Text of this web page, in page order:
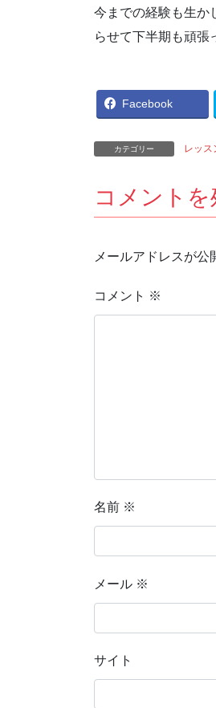
今までの経験も生か
らせて下半期も頑張
Facebook
カテゴリー レッス
コメントを
メールアドレスが公
コメント ※
名前 ※
メール ※
サイト